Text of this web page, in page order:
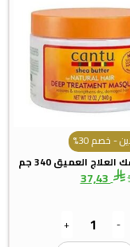
- خصم 30%
العميق 340 جم
37,43
-
+